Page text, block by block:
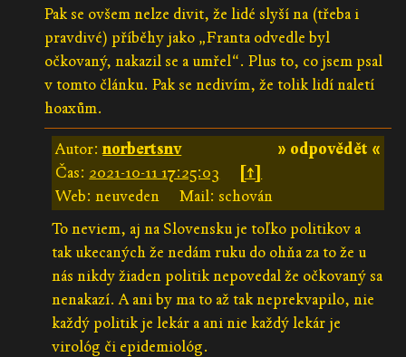
Pak se ovšem nelze divit, že lidé slyší na (třeba i
pravdivé) příběhy jako „Franta odvedle byl
očkovaný, nakazil se a umřel“. Plus to, co jsem psal
v tomto článku. Pak se nedivím, že tolik lidí naletí
hoaxům.
» odpovědět «
Autor:norbertsnv
Čas: 2021-10-11 17:25:03
[↑]
Web: neuveden
Mail: schován
To neviem, aj na Slovensku je toľko politikov a
tak ukecaných že nedám ruku do ohňa za to že u
nás nikdy žiaden politik nepovedal že očkovaný sa
nenakazí. A ani by ma to až tak neprekvapilo, nie
každý politik je lekár a ani nie každý lekár je
virológ či epidemiológ.